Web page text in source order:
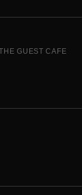
GUEST CAFE